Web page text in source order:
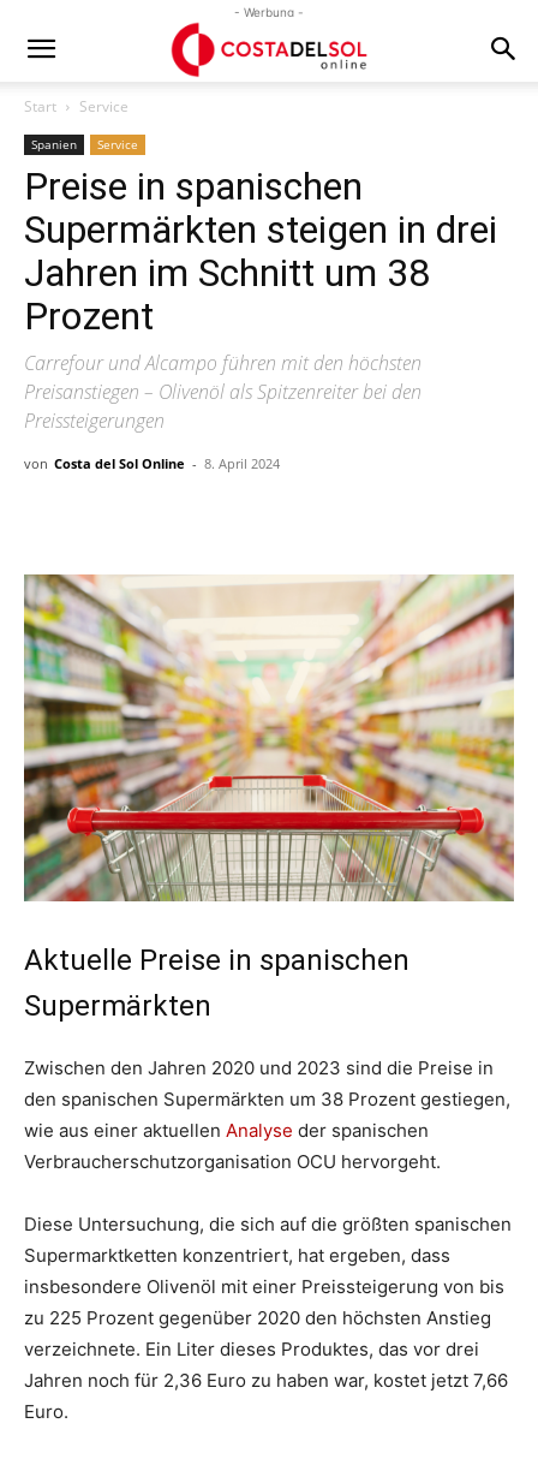
- Werbung -
Start Service
Spanien Service
Preise in spanischen
Supermärkten steigen in drei
Jahren im Schnitt um 38
Prozent
Carrefour und Alcampo führen mit den höchsten
Preisanstiegen – Olivenöl als Spitzenreiter bei den
Preissteigerungen
von Costa del Sol Online - 8. April 2024
Aktuelle Preise in spanischen
Supermärkten
Zwischen den Jahren 2020 und 2023 sind die Preise in
den spanischen Supermärkten um 38 Prozent gestiegen,
wie aus einer aktuellen Analyse der spanischen
Verbraucherschutzorganisation OCU hervorgeht.
Diese Untersuchung, die sich auf die größten spanischen
Supermarktketten konzentriert, hat ergeben, dass
insbesondere Olivenöl mit einer Preissteigerung von bis
zu 225 Prozent gegenüber 2020 den höchsten Anstieg
verzeichnete. Ein Liter dieses Produktes, das vor drei
Jahren noch für 2,36 Euro zu haben war, kostet jetzt 7,66
Euro.